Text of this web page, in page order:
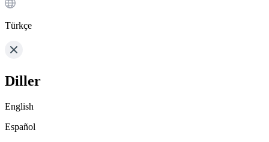
Türkçe
Diller
English
Español